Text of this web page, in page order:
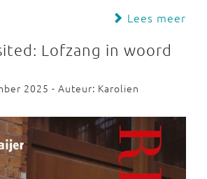
Lees meer
Lofzang in woord
2025 - Auteur: Karolien